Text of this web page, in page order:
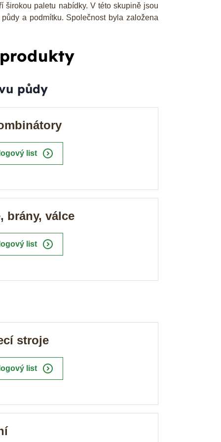
širokou paletu nabídky. V této skupině jsou
a podmítku. Společnost byla založena
půdy
list expand_circle_right
brány, válce
list expand_circle_right
stroje
list expand_circle_right